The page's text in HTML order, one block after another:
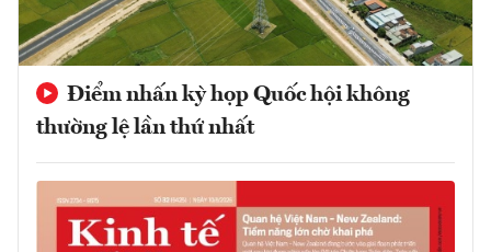
Điểm nhấn kỳ họp Quốc hội không
thường lệ lần thứ nhất